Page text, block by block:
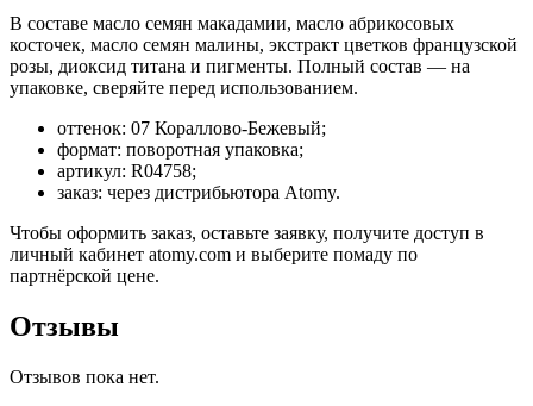
В составе масло семян макадамии, масло абрикосовых
косточек, масло семян малины, экстракт цветков французской
розы, диоксид титана и пигменты. Полный состав — на
упаковке, сверяйте перед использованием.
оттенок: 07 Кораллово-Бежевый;
формат: поворотная упаковка;
артикул: R04758;
заказ: через дистрибьютора Atomy.
Чтобы оформить заказ, оставьте заявку, получите доступ в
личный кабинет atomy.com и выберите помаду по
партнёрской цене.
Отзывы
Отзывов пока нет.